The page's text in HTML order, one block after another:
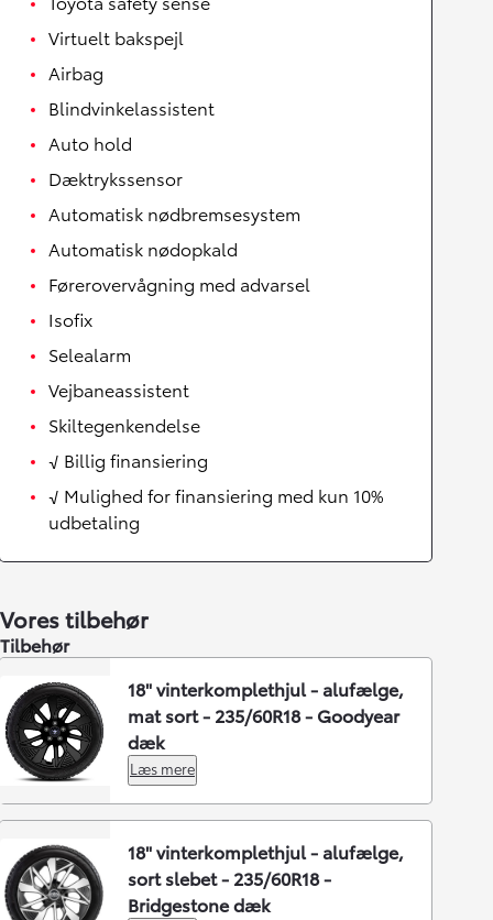
Virtuelt bakspejl
Airbag
Blindvinkelassistent
Auto hold
Dæktrykssensor
Automatisk nødbremsesystem
Automatisk nødopkald
Førerovervågning med advarsel
Isofix
Selealarm
Vejbaneassistent
Skiltegenkendelse
√ Billig finansiering
√ Mulighed for finansiering med kun 10%
udbetaling
Vores tilbehør
Tilbehør
18" vinterkomplethjul - alufælge,
mat sort - 235/60R18 - Goodyear
dæk
Læs mere
18" vinterkomplethjul - alufælge,
sort slebet - 235/60R18 -
Bridgestone dæk